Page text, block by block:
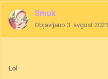
Smuk
Objavljeno 3. avgust 2021
Lol